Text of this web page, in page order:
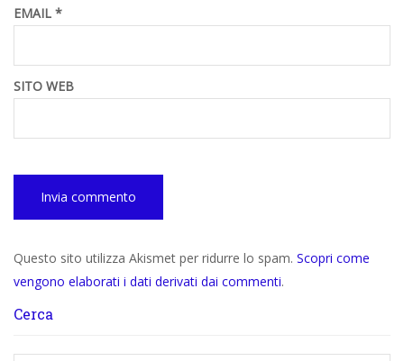
EMAIL *
SITO WEB
Questo sito utilizza Akismet per ridurre lo spam. Scopri come
vengono elaborati i dati derivati dai commenti.
Cerca